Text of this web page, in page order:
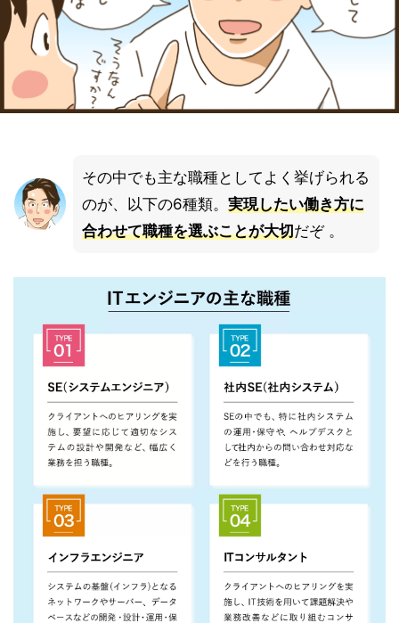
その中でも主な職種としてよく挙げられる
のが、以下の6種類。 実現したい働き方に
合わせて職種を選ぶことが大切だぞ 。